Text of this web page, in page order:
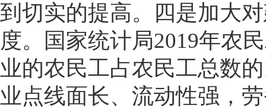
到切实的提高。四是加大
度。国家统计局2019年农
业的农民工占农民工总数
业点线面长、流动性强，